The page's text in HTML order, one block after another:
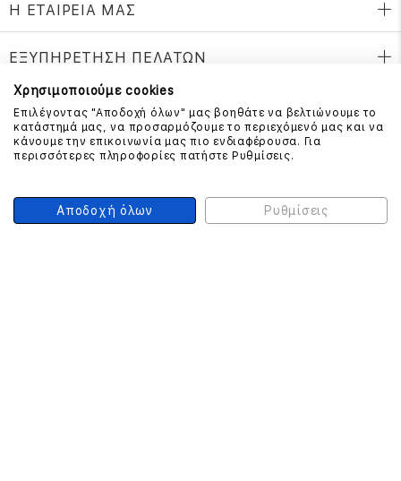
Η ΕΤΑΙΡΕΙΑ ΜΑΣ
ΕΞΥΠΗΡΕΤΗΣΗ ΠΕΛΑΤΩΝ
ΕΠΙΚΟΙΝΩΝΗΣΤΕ ΜΑΖΙ ΜΑΣ
210 999 4510
Χρησιμοποιούμε cookies
Επιλέγοντας "Αποδοχή όλων" μας βοηθάτε να βελτιώνουμε το
κατάστημά μας, να προσαρμόζουμε το περιεχόμενό μας και να
κάνουμε την επικοινωνία μας πιο ενδιαφέρουσα. Για
περισσότερες πληροφορίες πατήστε Ρυθμίσεις.
Αποδοχή όλων Ρυθμίσεις